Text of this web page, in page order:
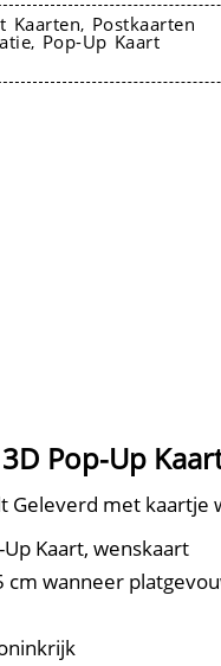
Kaarten, Postkaarten
, Pop-Up Kaart
Pop-Up
Geleverd met
Kaart, wenskaart
cm wanneer